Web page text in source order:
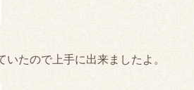
たので上手に出来ましたよ。